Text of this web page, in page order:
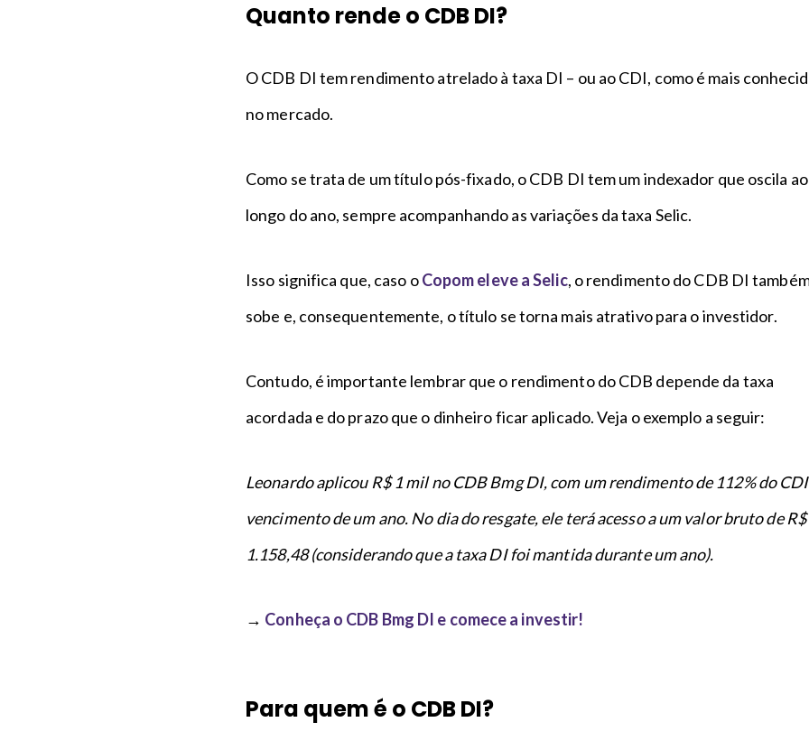
Quanto rende o CDB DI?
O CDB DI tem rendimento atrelado à taxa DI – ou ao CDI, como é mais
no mercado.
Como se trata de um título pós-fixado, o CDB DI tem um indexador que oscila ao
longo do ano, sempre acompanhando as variações da taxa Selic.
Isso significa que, caso oCopom eleve a Selic, o rendimento do CDB DI
sobe e, consequentemente, o título se torna mais atrativo para o investidor.
Contudo, é importante lembrar que o rendimento do CDB depende da taxa
acordada e do prazo que o dinheiro ficar aplicado. Veja o exemplo a seguir:
Leonardo aplicou R$ 1 mil no CDB Bmg DI, com um rendimento de 112% do
vencimento de um ano. No dia do resgate, ele terá acesso a um valor bruto de R$
1.158,48 (considerando que a taxa DI foi mantida durante um ano).
→ Conheça o CDB Bmg DI e comece a investir!
Para quem é o CDB DI?